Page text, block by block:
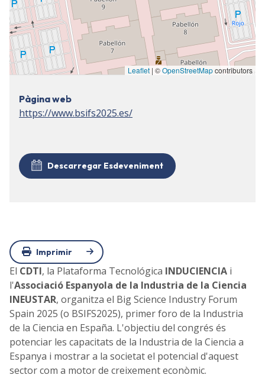
Leaflet | ©OpenStreetMapcontributors
Pàgina web
https://www.bsifs2025.es/
Descarregar Esdeveniment
Imprimir
El CDTI, la Plataforma Tecnológica INDUCIENCIA i
l'Associació Espanyola de la Industria de la Ciencia
INEUSTAR, organitza el Big Science Industry Forum
Spain 2025 (o BSIFS2025), primer foro de la Industria
de la Ciencia en España. L'objectiu del congrés és
potenciar les capacitats de la Industria de la Ciencia a
Espanya i mostrar a la societat el potencial d'aquest
sector com a motor de creixement econòmic.